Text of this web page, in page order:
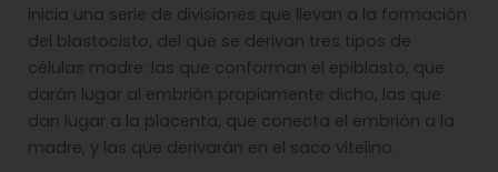
inicia una serie de divisiones que llevan a la formación
del blastocisto, del que se derivan tres tipos de
células madre: las que conforman el epiblasto, que
darán lugar al embrión propiamente dicho, las que
dan lugar a la placenta, que conecta el embrión a la
madre, y las que derivarán en el saco vitelino.